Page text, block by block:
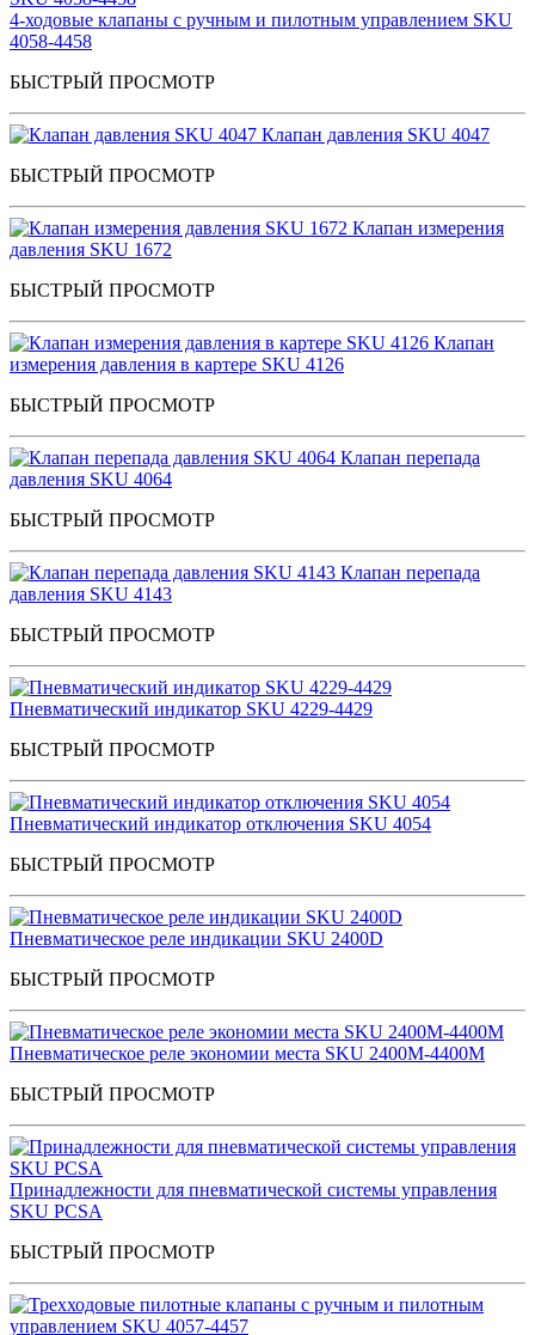
4-ходовые клапаны с ручным и пилотным управлением SKU
4058-4458
БЫСТРЫЙ ПРОСМОТР
Клапан давления SKU 4047
БЫСТРЫЙ ПРОСМОТР
Клапан измерения
давления SKU 1672
БЫСТРЫЙ ПРОСМОТР
Клапан
измерения давления в картере SKU 4126
БЫСТРЫЙ ПРОСМОТР
Клапан перепада
давления SKU 4064
БЫСТРЫЙ ПРОСМОТР
Клапан перепада
давления SKU 4143
БЫСТРЫЙ ПРОСМОТР
Пневматический индикатор SKU 4229-4429
БЫСТРЫЙ ПРОСМОТР
Пневматический индикатор отключения SKU 4054
БЫСТРЫЙ ПРОСМОТР
Пневматическое реле индикации SKU 2400D
БЫСТРЫЙ ПРОСМОТР
Пневматическое реле экономии места SKU 2400M-4400M
БЫСТРЫЙ ПРОСМОТР
Принадлежности для пневматической системы управления
SKU PCSA
БЫСТРЫЙ ПРОСМОТР